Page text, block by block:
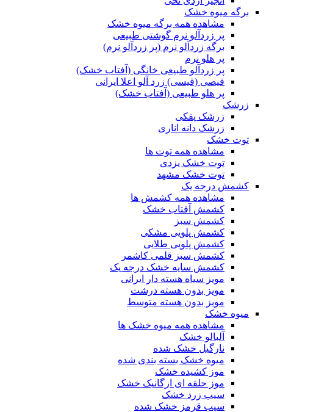
برگه میوه خشک
مشاهده همه برگه میوه خشک
پر زردآلو نرم گوشتی طبیعی
برگه زردآلو نرم (پر زردآلو نرم)
پر هلو نرم
پر زردآلو طبیعی خانگی (آفتاب خشک)
قیصی (قیسی) زرد آلو اعلا ایرانی
پر هلو طبیعی (آفتاب خشک)
زرشک
زرشک پفکی
زرشک دانه اناری
توت خشک
مشاهده همه توت ها
توت خشک یزدی
توت خشک مشهد
کشمش درجه یک
مشاهده همه کشمش ها
کشمش آفتاب خشک
کشمش سبز
کشمش پلویی مشکی
کشمش پلویی طلایی
کشمش سبز قلمی کاشمر
کشمش سایه خشک درجه یک
مویز سیاه هسته دار ایرانی
مویز بدون هسته درشت
مویز بدون هسته متوسط
میوه خشک
مشاهده همه میوه خشک ها
آلبالو خشک
نارگیل خشک شده
میوه خشک بسته بندی شده
موز کشیده خشک
موز حلقه ای ارگانیک خشک
سیب زرد خشک
سیب قرمز خشک شده